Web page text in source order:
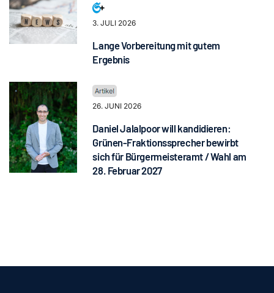
3. JULI 2026
Lange Vorbereitung mit gutem
Ergebnis
26. JUNI 2026
Daniel Jalalpoor will kandidieren:
Grünen-Fraktionssprecher bewirbt
sich für Bürgermeisteramt / Wahl am
28. Februar 2027